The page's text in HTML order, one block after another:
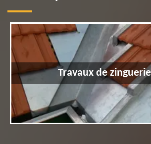
Travaux de